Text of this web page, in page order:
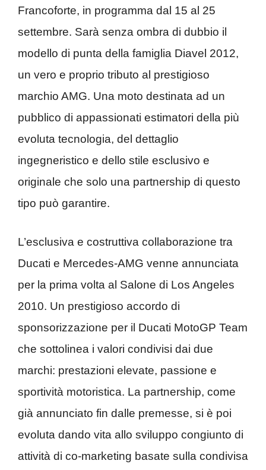
Francoforte, in programma dal 15 al 25
settembre. Sarà senza ombra di dubbio il
modello di punta della famiglia Diavel 2012,
un vero e proprio tributo al prestigioso
marchio AMG. Una moto destinata ad un
pubblico di appassionati estimatori della più
evoluta tecnologia, del dettaglio
ingegneristico e dello stile esclusivo e
originale che solo una partnership di questo
tipo può garantire.
L’esclusiva e costruttiva collaborazione tra
Ducati e Mercedes-AMG venne annunciata
per la prima volta al Salone di Los Angeles
2010. Un prestigioso accordo di
sponsorizzazione per il Ducati MotoGP Team
che sottolinea i valori condivisi dai due
marchi: prestazioni elevate, passione e
sportività motoristica. La partnership, come
già annunciato fin dalle premesse, si è poi
evoluta dando vita allo sviluppo congiunto di
attività di co-marketing basate sulla condivisa